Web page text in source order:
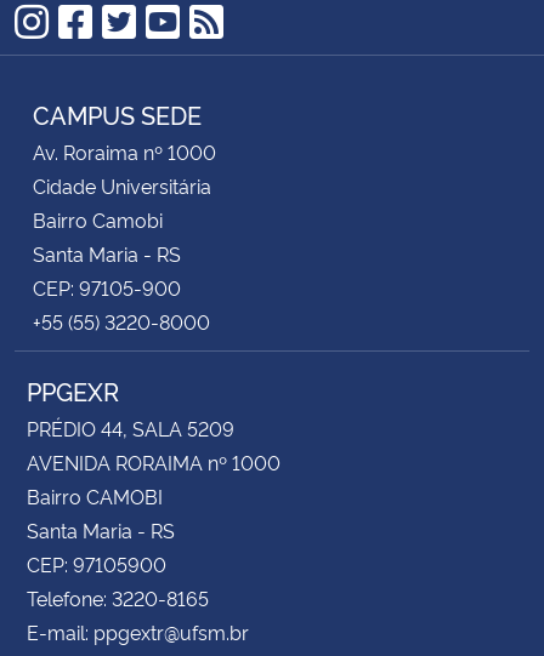
Instagram
Facebook
Twitter
YouTube
RSS
CAMPUS SEDE
Av. Roraima nº 1000
Cidade Universitária
Bairro Camobi
Santa Maria - RS
CEP: 97105-900
+55 (55) 3220-8000
PPGEXR
PRÉDIO 44, SALA 5209
AVENIDA RORAIMA nº 1000
Bairro CAMOBI
Santa Maria - RS
CEP: 97105900
Telefone: 3220-8165
E-mail: ppgextr@ufsm.br